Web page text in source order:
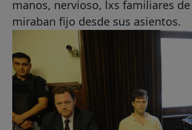
manos, nervioso, lxs familiares
miraban fijo desde sus asientos.